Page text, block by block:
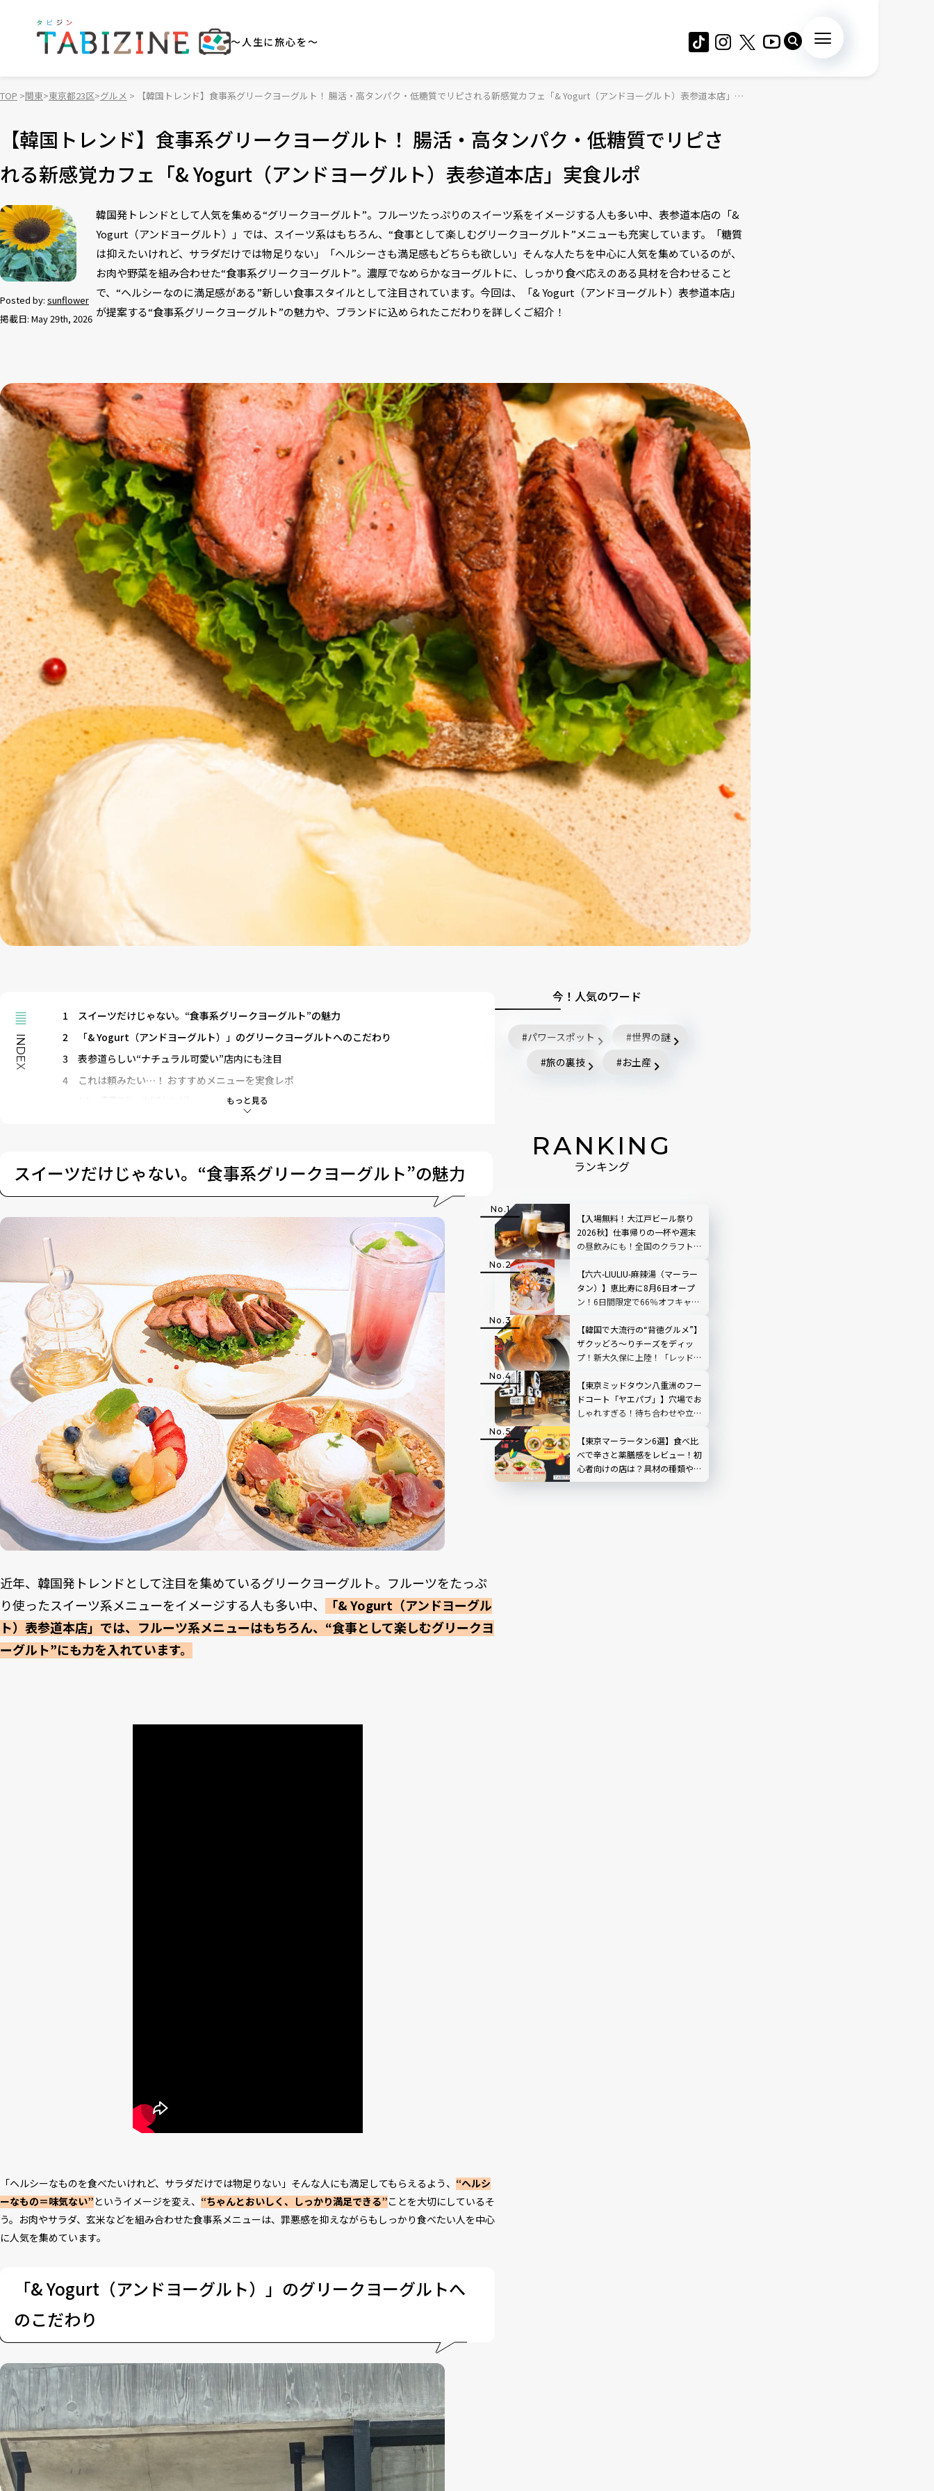
～人生に旅心を～
TOP 関東 東京都23区 グルメ
【韓国トレンド】食事系グリークヨーグルト！ 腸活・高タンパク・低糖質でリピされる新感覚カフェ「& Yogurt（アンドヨーグルト）表参道本店」実
【韓国トレンド】食事系グリークヨーグルト！ 腸活・高タンパク・低糖質でリピさ
れる新感覚カフェ「& Yogurt（アンドヨーグルト）表参道本店」実食ルポ
Posted by: sunflower
掲載日: May 29th, 2026
韓国発トレンドとして人気を集める“グリークヨーグルト”。フルーツたっぷりのスイーツ系をイメージする人も多い中、表参道本店の「&
Yogurt（アンドヨーグルト）」では、スイーツ系はもちろん、“食事として楽しむグリークヨーグルト”メニューも充実しています。「糖質
は抑えたいけれど、サラダだけでは物足りない」「ヘルシーさも満足感もどちらも欲しい」そんな人たちを中心に人気を集めているのが、
お肉や野菜を組み合わせた“食事系グリークヨーグルト”。濃厚でなめらかなヨーグルトに、しっかり食べ応えのある具材を合わせること
で、“ヘルシーなのに満足感がある”新しい食事スタイルとして注目されています。今回は、「& Yogurt（アンドヨーグルト）表参道本店」
が提案する“食事系グリークヨーグルト”の魅力や、ブランドに込められたこだわりを詳しくご紹介！
もっと見る
INDEX
1
スイーツだけじゃない。“食事系グリークヨーグルト”の魅力
2
「& Yogurt（アンドヨーグルト）」のグリークヨーグルトへのこだわり
3
表参道らしい“ナチュラル可愛い”店内にも注目
4
これは頼みたい…！ おすすめメニューを実食レポ
クリーミーハモンセラーノ(オーガニック)
5
おうちで人気店メニューを再現！ ご褒美グリークヨーグルトレシピ
スイーツだけじゃない。“食事系グリークヨーグルト”の魅力
近年、韓国発トレンドとして注目を集めているグリークヨーグルト。フルーツをたっぷ
り使ったスイーツ系メニューをイメージする人も多い中、
「& Yogurt（アンドヨーグル
ト）表参道本店」では、フルーツ系メニューはもちろん、“食事として楽しむグリークヨ
ーグルト”にも力を入れています。
「ヘルシーなものを食べたいけれど、サラダだけでは物足りない」――そんな人にも満足してもらえるよう、 “ヘルシ
ーなもの＝味気ない”というイメージを変え、 “ちゃんとおいしく、しっかり満足できる”ことを大切にしているそ
う。お肉やサラダ、玄米などを組み合わせた食事系メニューは、罪悪感を抑えながらもしっかり食べたい人を中心
に人気を集めています。
「& Yogurt（アンドヨーグルト）」のグリークヨーグルトへ
のこだわり
今！人気のワード
パワースポット
世界の謎
旅の裏技
お土産
RANKING
ランキング
【入場無料！大江戸ビール祭り
2026秋】仕事帰りの一杯や週末
の昼飲みにも！全国のクラフトビ
【六六-LIULIU-麻辣湯（マーラー
タン）】恵比寿に8月6日オープ
ン！6日間限定で66％オフキャン
【韓国で大流行の“背徳グルメ”】
ザクッどろ～りチーズをディッ
プ！新大久保に上陸！「レッドチ
【東京ミッドタウン八重洲のフー
ドコート「ヤエパブ」】穴場でお
しゃれすぎる！待ち合わせや立ち
【東京マーラータン6選】食べ比
べで辛さと薬膳感をレビュー！初
心者向けの店は？具材の種類や頼
み方も